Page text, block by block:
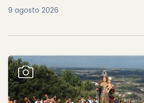
9 agosto 2026